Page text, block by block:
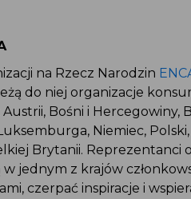
na Rzecz Narodzin
do niej organizacje
Bośni i Hercegowiny,
Niemiec,
Brytanii. Reprezentanci
jednym z krajów
czerpać inspiracje i